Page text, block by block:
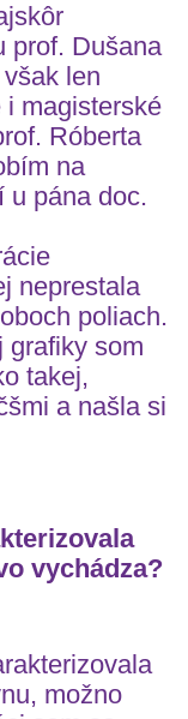
prof. Dušana
len
i magisterské
Róberta
na
u pána doc.
neprestala
poliach.
grafiky som
takej,
a našla si
vychádza?
možno